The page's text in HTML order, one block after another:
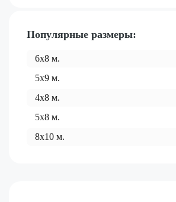
Популярные размеры:
6x8 м.
5x9 м.
4x8 м.
5x8 м.
8x10 м.